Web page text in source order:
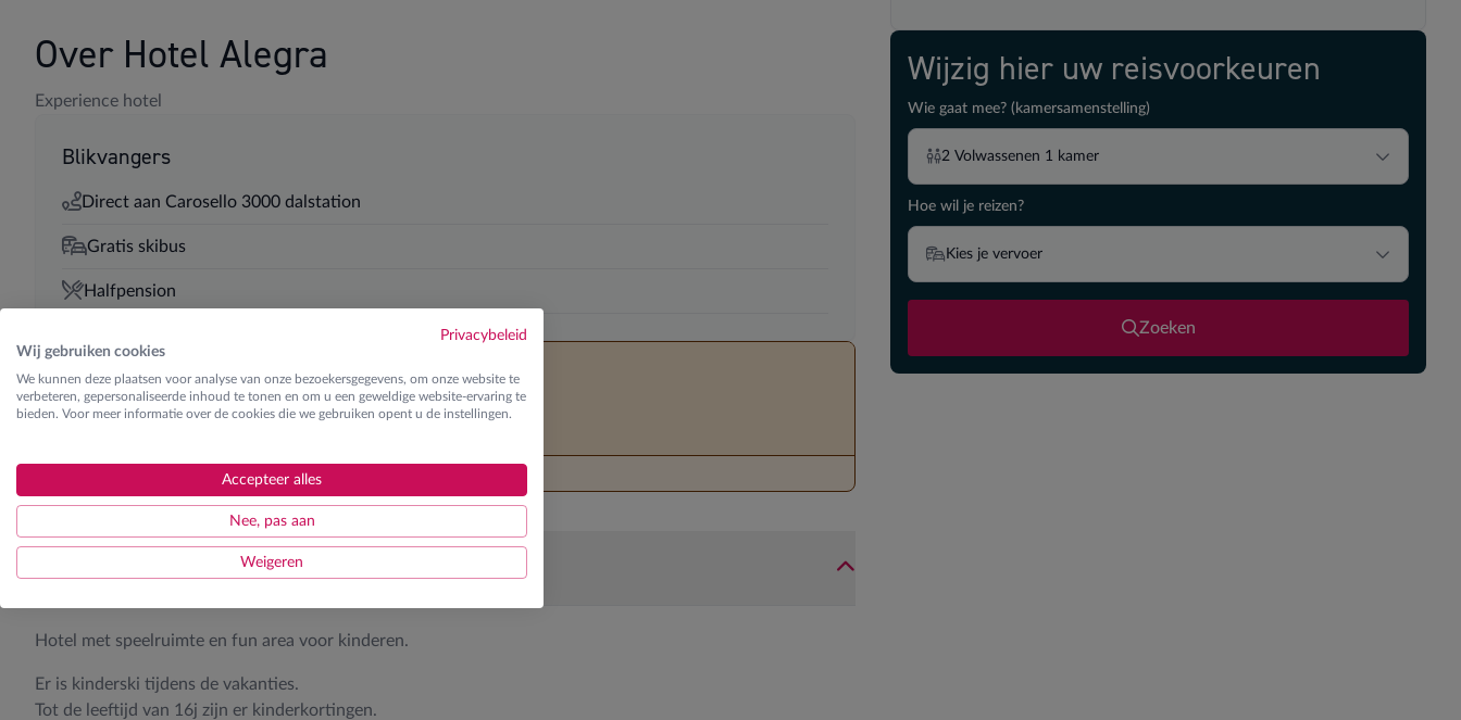
Privacybeleid
Wij gebruiken cookies
We kunnen deze plaatsen voor analyse van onze bezoekersgegevens, om onze website te
verbeteren, gepersonaliseerde inhoud te tonen en om u een geweldige website-ervaring te
bieden. Voor meer informatie over de cookies die we gebruiken opent u de instellingen.
Accepteer alles
Nee, pas aan
Weigeren
Wijzig hier uw reisvoorkeuren
Wie gaat mee? (kamersamenstelling)
2 Volwassenen 1 kamer
Hoe wil je reizen?
Kies je vervoer
Zoeken
Over Hotel Alegra
Experience hotel
Blikvangers
Direct aan Carosello 3000 dalstation
Gratis skibus
Halfpension
Skilessen
Ontdek de verschillende lesgroepen
Hotel met speelruimte en fun area voor kinderen.
Er is kinderski tijdens de vakanties.
Tot de leeftijd van 16j zijn er kinderkortingen.